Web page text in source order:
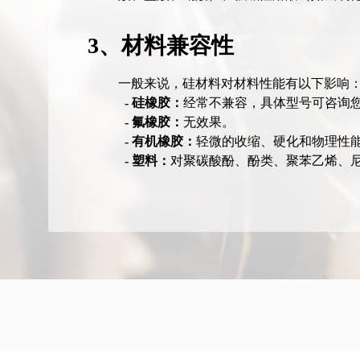
3、材料兼容性
一般来说，硅材料对材料性能有以下影响
- 硅橡胶： 经常不兼容，具体型号可咨询
- 氟橡胶： 无效果。
- 有机橡胶： 轻微的收缩、硬化和物理性
- 塑料： 对聚碳酸酚、酚类、聚苯乙烯、